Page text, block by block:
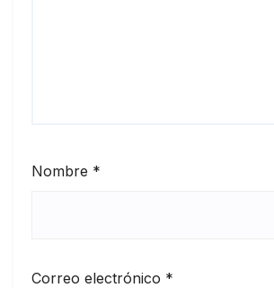
Nombre *
Correo electrónico *